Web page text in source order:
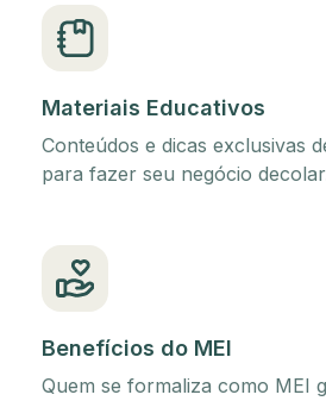
Materiais Educativos
Conteúdos e dicas exclusivas
para fazer seu negócio
Benefícios do MEI
Quem se formaliza como MEI